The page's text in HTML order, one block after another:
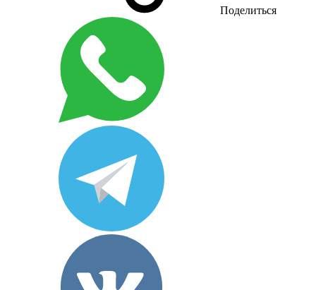
Поделиться